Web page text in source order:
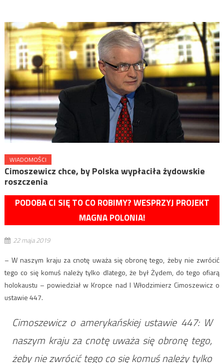
WIADOMOŚCI
Cimoszewicz chce, by Polska wypłaciła żydowskie
roszczenia
PODOBA CI SIĘ TO CO ROBIMY? WESPRZYJ PROJEKT
MAGNA POLONIA!
22 maja 2019
– W naszym kraju za cnotę uważa się obronę tego, żeby nie zwrócić
tego co się komuś należy tylko dlatego, że był Żydem, do tego ofiarą
holokaustu – powiedział w Kropce nad I Włodzimierz Cimoszewicz o
ustawie 447.
Cimoszewicz o amerykańskiej ustawie 447: W
naszym kraju za cnotę uważa się obronę tego,
żeby nie zwrócić tego co się komuś należy tylko